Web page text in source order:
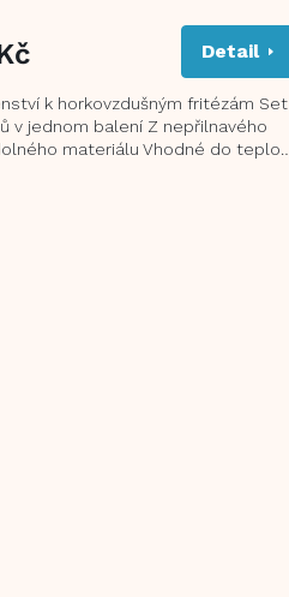
Detail
k horkovzdušným fritézám Set
v jednom balení Z nepřilnavého
materiálu Vhodné do teplot